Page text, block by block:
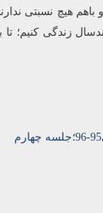
هیچ نسبتی
زندگی کنیم؛